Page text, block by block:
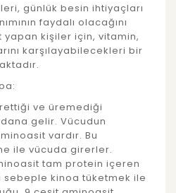
günlük besin ihtiyaçları
faydalı olacağını
kişiler için, vitamin,
karşılayabilecekleri bir
ve üremediği
gelir. Vücudun
vardır. Bu
ile vücuda girerler.
tam protein içeren
sebeple kinoa tüketmek ile